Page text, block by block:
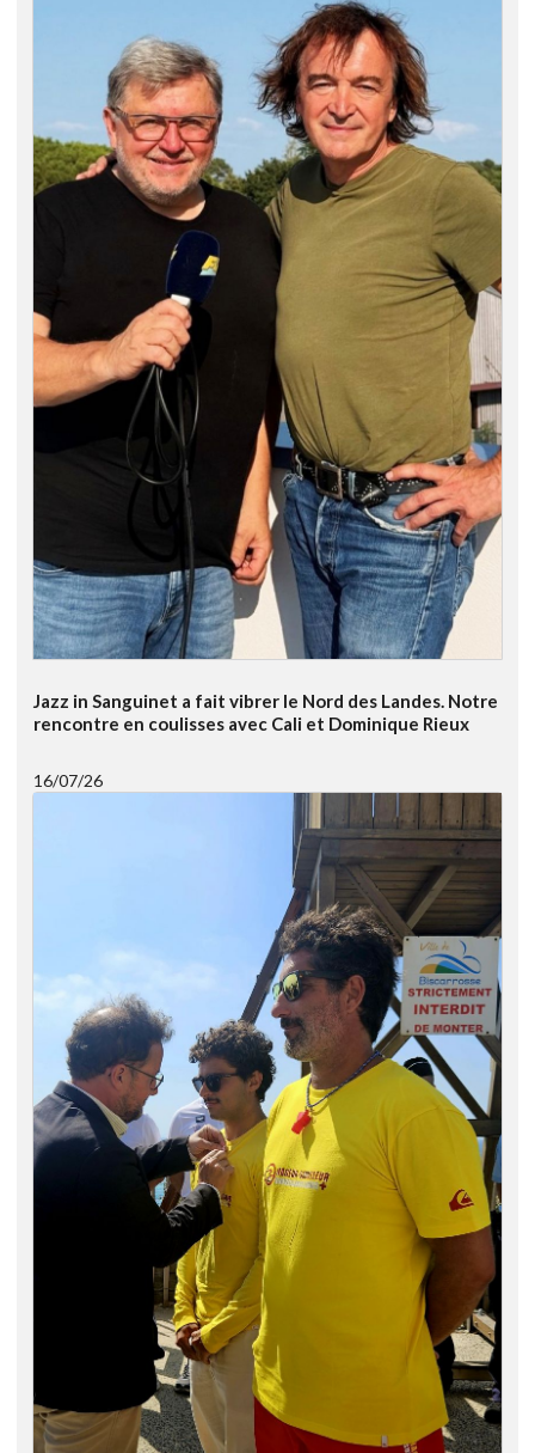
Jazz in Sanguinet a fait vibrer le Nord des Landes. Notre
rencontre en coulisses avec Cali et Dominique Rieux
16/07/26